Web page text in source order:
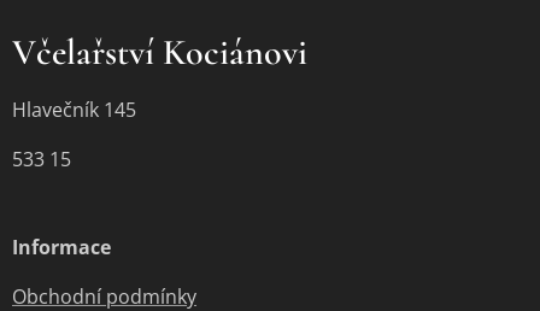
Včelařství Kociánovi
Hlavečník 145
533 15
Informace
Obchodní podmínky